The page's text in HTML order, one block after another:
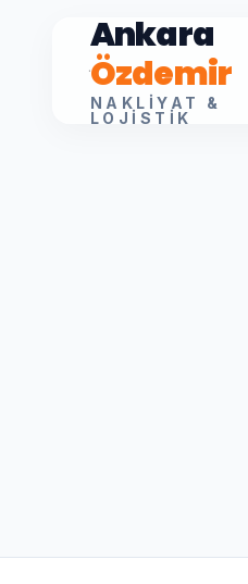
Ankara
Özdemir
NAKLIYAT &
LOJISTIK